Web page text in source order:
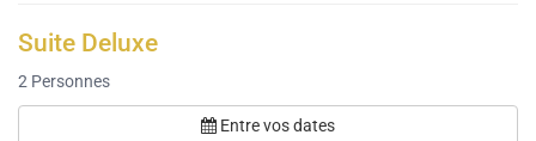
Suite Deluxe
2 Personnes
Entre vos dates